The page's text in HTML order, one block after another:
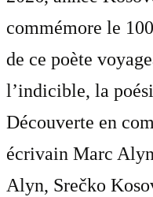
commémore le
de ce poète
l’indicible, la
Découverte en
écrivain Marc
Alyn, Srečko